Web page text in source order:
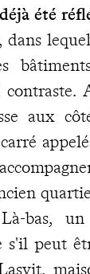
été
aux
appelé
bas,
peut